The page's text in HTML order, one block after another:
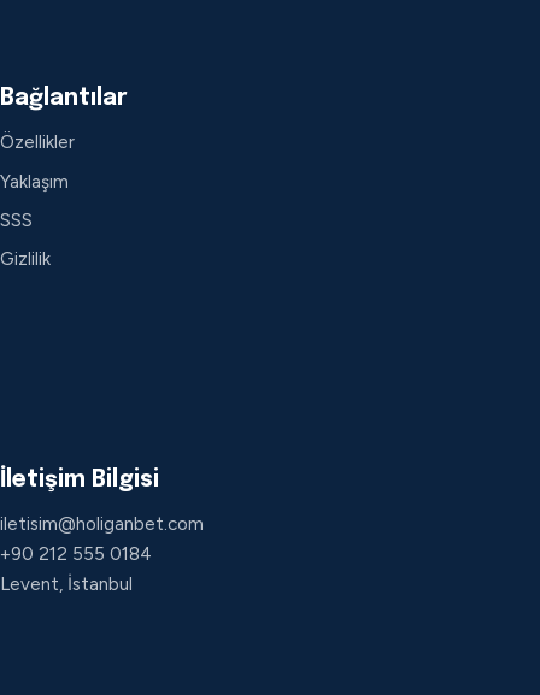
Bağlantılar
Özellikler
Yaklaşım
SSS
Gizlilik
İletişim Bilgisi
iletisim@holiganbet.com
+90 212 555 0184
Levent, İstanbul